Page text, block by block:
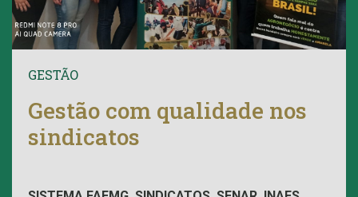
GESTÃO
Gestão com qualidade nos
sindicatos